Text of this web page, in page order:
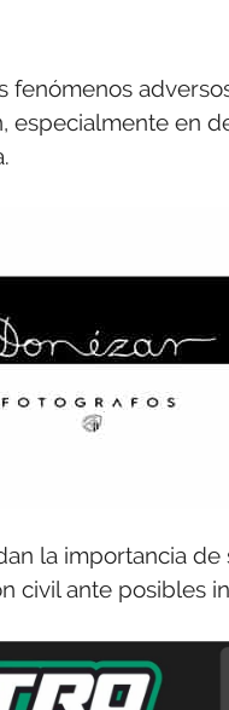
en
la importancia
civil ante posibles